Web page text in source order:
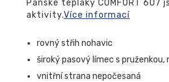
Pánské tepláky COMFORT
aktivity.Více informací
rovný střih nohavic
široký pasový límec s pruženkou,
vnitřní strana nepočesaná